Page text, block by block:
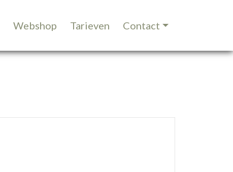
Webshop Tarieven Contact